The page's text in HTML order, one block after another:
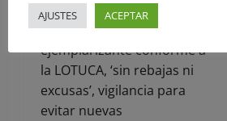
retirada total de las
instalaciones, una sanción
ejemplarizante conforme a
la LOTUCA, ‘sin rebajas ni
excusas’, vigilancia para
evitar nuevas
AJUSTES ACEPTAR